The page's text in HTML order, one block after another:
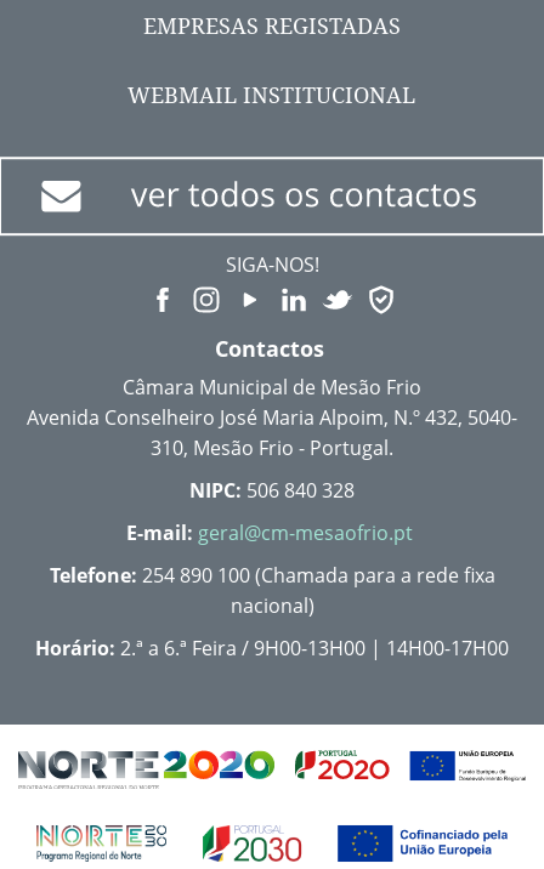
EMPRESAS REGISTADAS
WEBMAIL INSTITUCIONAL
SIGA-NOS!
Contactos
Câmara Municipal de Mesão Frio
Avenida Conselheiro José Maria Alpoim, N.º 432, 5040-
310, Mesão Frio - Portugal.
NIPC: 506 840 328
E-mail: geral@cm-mesaofrio.pt
Telefone: 254 890 100 (Chamada para a rede fixa
nacional)
Horário: 2.ª a 6.ª Feira / 9H00-13H00 | 14H00-17H00